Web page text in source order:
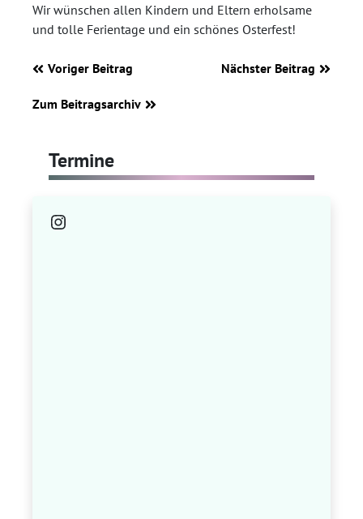
Wir wünschen allen Kindern und Eltern erholsame
und tolle Ferientage und ein schönes Osterfest!
Voriger Beitrag Nächster Beitrag
Zum Beitragsarchiv
Termine
Instagram